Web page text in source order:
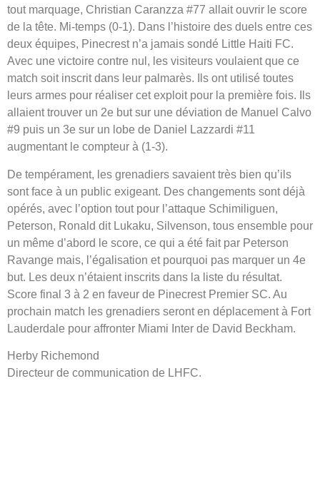
tout marquage, Christian Caranzza #77 allait ouvrir le score
de la tête. Mi-temps (0-1). Dans l’histoire des duels entre ces
deux équipes, Pinecrest n’a jamais sondé Little Haiti FC.
Avec une victoire contre nul, les visiteurs voulaient que ce
match soit inscrit dans leur palmarès. Ils ont utilisé toutes
leurs armes pour réaliser cet exploit pour la première fois. Ils
allaient trouver un 2e but sur une déviation de Manuel Calvo
#9 puis un 3e sur un lobe de Daniel Lazzardi #11
augmentant le compteur à (1-3).
De tempérament, les grenadiers savaient très bien qu’ils
sont face à un public exigeant. Des changements sont déjà
opérés, avec l’option tout pour l’attaque Schimiliguen,
Peterson, Ronald dit Lukaku, Silvenson, tous ensemble pour
un même d’abord le score, ce qui a été fait par Peterson
Ravange mais, l’égalisation et pourquoi pas marquer un 4e
but. Les deux n’étaient inscrits dans la liste du résultat.
Score final 3 à 2 en faveur de Pinecrest Premier SC. Au
prochain match les grenadiers seront en déplacement à Fort
Lauderdale pour affronter Miami Inter de David Beckham.
Herby Richemond
Directeur de communication de LHFC.